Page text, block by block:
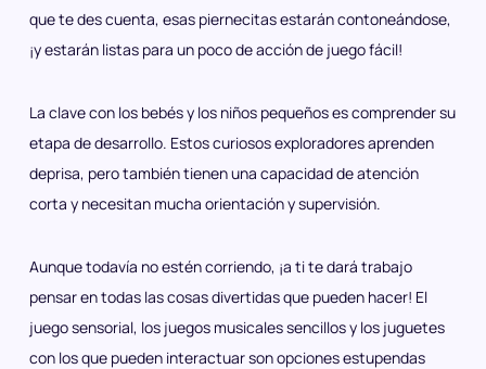
que te des cuenta, esas piernecitas estarán contoneándose,
¡y estarán listas para un poco de acción de juego fácil!
La clave con los bebés y los niños pequeños es comprender su
etapa de desarrollo. Estos curiosos exploradores aprenden
deprisa, pero también tienen una capacidad de atención
corta y necesitan mucha orientación y supervisión.
Aunque todavía no estén corriendo, ¡a ti te dará trabajo
pensar en todas las cosas divertidas que pueden hacer! El
juego sensorial, los juegos musicales sencillos y los juguetes
con los que pueden interactuar son opciones estupendas